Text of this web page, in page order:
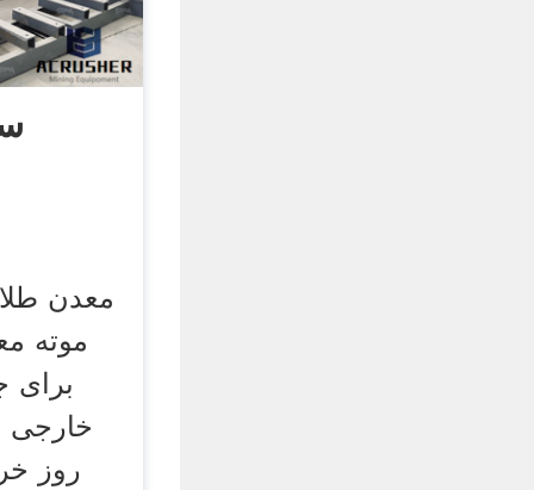
معدن
موته
برای
روز